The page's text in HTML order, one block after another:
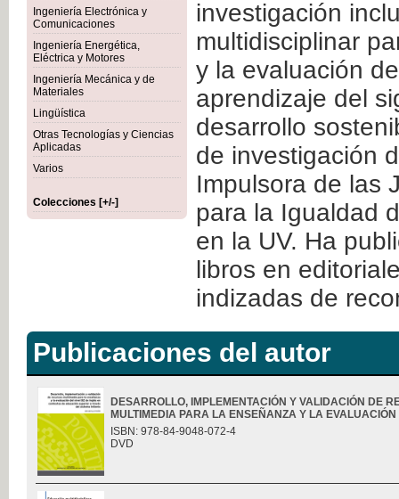
Ingeniería Electrónica y
Comunicaciones
Ingeniería Energética,
Eléctrica y Motores
Ingeniería Mecánica y de
Materiales
Lingüística
Otras Tecnologías y Ciencias
Aplicadas
Varios
Colecciones [+/-]
investigación
multidisciplinar
y la evaluación
aprendizaje del
desarrollo
de investigación
Impulsora de las
para la Igualdad
en la UV. Ha
libros en
indizadas de
Publicaciones del autor
DESARROLLO, IMPLEMENTACIÓN Y VALIDACIÓN DE
MULTIMEDIA PARA LA ENSEÑANZA Y LA EVALUACIÓN
ISBN: 978-84-9048-072-4
DVD